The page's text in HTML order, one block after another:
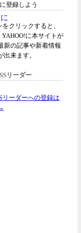
登録しよう
クリックすると、
に本サイトが
新の記事や新着情報
出来ます。
リーダー
リーダーへの登録は